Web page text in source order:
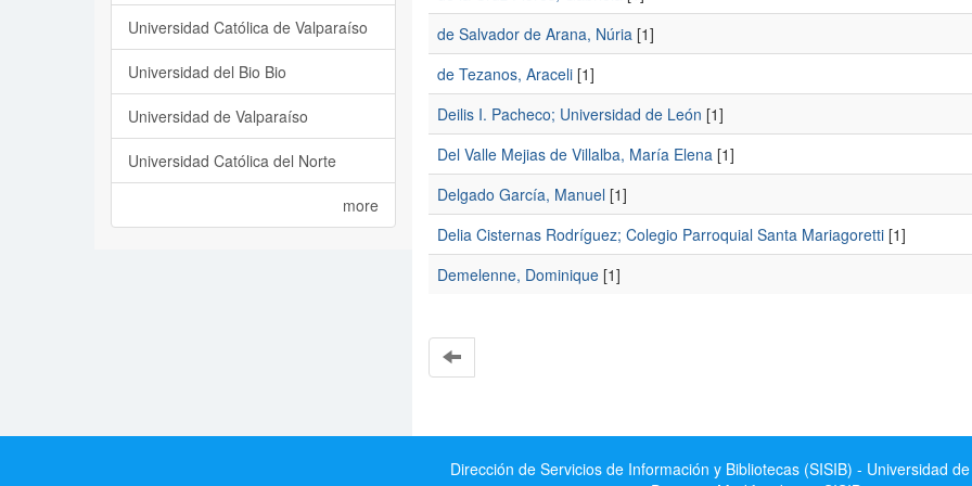
de Salvador de Arana, Núria[1]
de Tezanos, Araceli[1]
Deilis I. Pacheco; Universidad de León [1]
Del Valle Mejias de Villalba, María Elena[1]
Delgado García, Manuel[1]
Delia Cisternas Rodríguez; Colegio Parroquial Santa Mariagoretti[1]
Demelenne, Dominique[1]
Universidad Católica de Valparaíso
Universidad del Bio Bio
Universidad de Valparaíso
Universidad Católica del Norte
more
Dirección de Servicios de Información y Bibliotecas (SISIB) - Universidad